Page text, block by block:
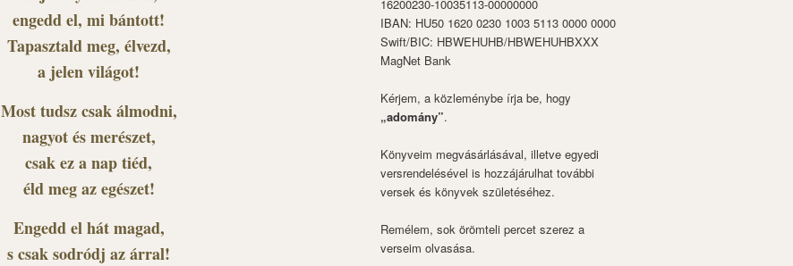
engedd el, mi bántott!
Tapasztald meg, élvezd,
a jelen világot!
Most tudsz csak álmodni,
nagyot és merészet,
csak ez a nap tiéd,
éld meg az egészet!
Engedd el hát magad,
s csak sodródj az árral!
16200230-10035113-00000000
IBAN: HU50 1620 0230 1003 5113 0000 0000
Swift/BIC: HBWEHUHB/HBWEHUHBXXX
MagNet Bank
Kérjem, a közleménybe írja be, hogy
„adomány”.
Könyveim megvásárlásával, illetve egyedi
versrendelésével is hozzájárulhat további
versek és könyvek születéséhez.
Remélem, sok örömteli percet szerez a
verseim olvasása.